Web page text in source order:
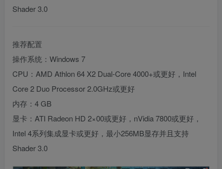
Shader 3.0
推荐配置
操作系统：Windows 7
CPU：AMD Athlon 64 X2 Dual-Core 4000+或更好，Intel
Core 2 Duo Processor 2.0GHz或更好
内存：4 GB
显卡：ATI Radeon HD 2×00或更好，nVidia 7800或更好，
Intel 4系列集成显卡或更好，最小256MB显存并且支持
Shader 3.0